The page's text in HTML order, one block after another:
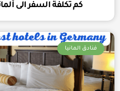
كم تكلفة السفر الى
فنادق المانيا